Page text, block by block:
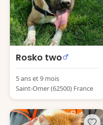
Rosko two
5 ans et 9 mois
Saint-Omer (62500) France